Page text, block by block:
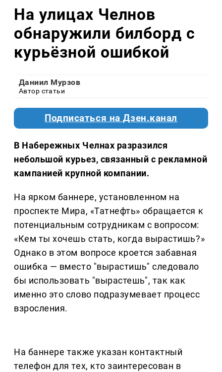
На улицах Челнов
обнаружили билборд с
курьёзной ошибкой
Даниил Мурзов
Автор статьи
Подписаться на Дзен.канал
В Набережных Челнах разразился
небольшой курьез, связанный с рекламной
кампанией крупной компании.
На ярком баннере, установленном на
проспекте Мира, «Татнефть» обращается к
потенциальным сотрудникам с вопросом:
«Кем ты хочешь стать, когда вырастишь?»
Однако в этом вопросе кроется забавная
ошибка — вместо "вырастишь" следовало
бы использовать "вырастешь", так как
именно это слово подразумевает процесс
взросления.
На баннере также указан контактный
телефон для тех, кто заинтересован в